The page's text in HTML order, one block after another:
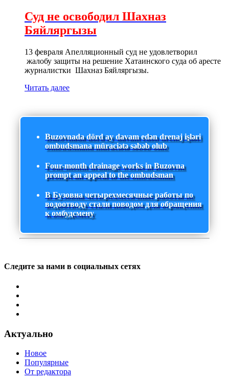
Суд не освободил Шахназ
Бяйляргызы
13 февраля Апелляционный суд не удовлетворил
жалобу защиты на решение Хатаинского суда об аресте
журналистки Шахназ Бяйляргызы.
Читать далее
Buzovnada dörd ay davam edən drenaj işləri
ombudsmana müraciətə səbəb olub
Four-month drainage works in Buzovna
prompt an appeal to the ombudsman
В Бузовна четырехмесячные работы по
водоотводу стали поводом для обращения
к омбудсмену
Следите за нами в социальных сетях
Актуально
Новое
Популярные
От редактора